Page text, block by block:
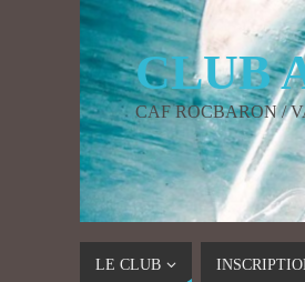
CLUB
CAF ROCBARON /
LE CLUB